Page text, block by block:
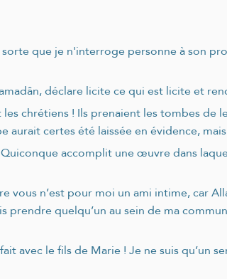
que je n'interroge personne à son
déclare licite ce qui est licite et
chrétiens ! Ils prenaient les tombes
aurait certes été laissée en évidence,
accomplit une œuvre dans
vous n’est pour moi un ami intime, car
prendre quelqu’un au sein de ma
avec le fils de Marie ! Je ne suis qu’un